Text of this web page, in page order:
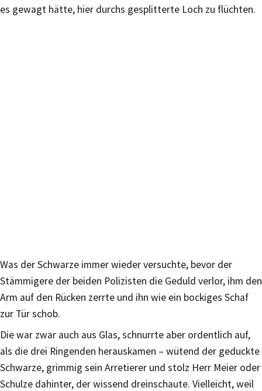
es gewagt hätte, hier durchs gesplitterte Loch zu flüchten.
Was der Schwarze immer wieder versuchte, bevor der
Stämmigere der beiden Polizisten die Geduld verlor, ihm den
Arm auf den Rücken zerrte und ihn wie ein bockiges Schaf
zur Tür schob.
Die war zwar auch aus Glas, schnurrte aber ordentlich auf,
als die drei Ringenden herauskamen – wütend der geduckte
Schwarze, grimmig sein Arretierer und stolz Herr Meier oder
Schulze dahinter, der wissend dreinschaute. Vielleicht, weil